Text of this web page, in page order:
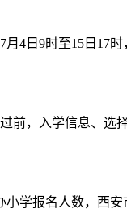
4日9时至15日17
前，入学信息、选
学报名人数，西